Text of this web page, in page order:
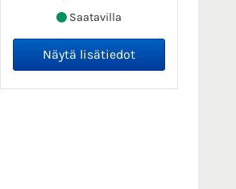
Saatavilla